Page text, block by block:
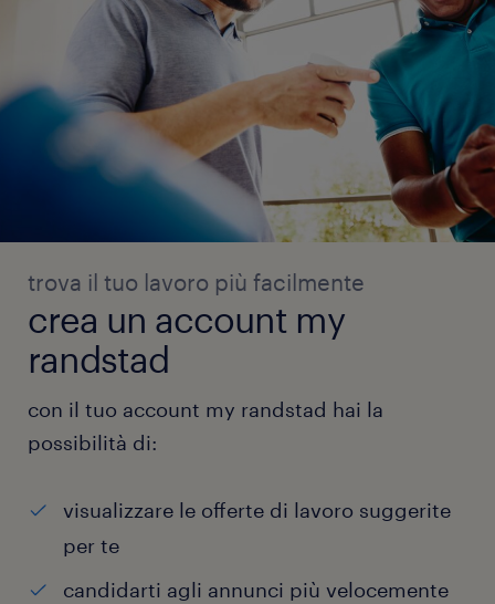
trova il tuo lavoro più facilmente
crea un account my
randstad
con il tuo account my randstad hai la
possibilità di:
visualizzare le offerte di lavoro suggerite
per te
candidarti agli annunci più velocemente